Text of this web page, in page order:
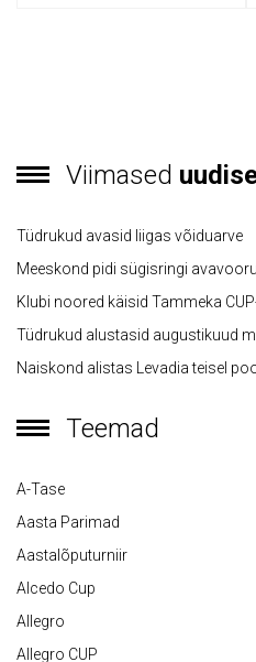
Viimased
Tüdrukud avasid liigas võiduarve
Meeskond pidi sügisringi
Klubi noored käisid Tammeka
Tüdrukud alustasid augustikuud
Naiskond alistas Levadia teisel
Teemad
A-Tase
Aasta Parimad
Aastalõputurniir
Alcedo Cup
Allegro
Allegro CUP